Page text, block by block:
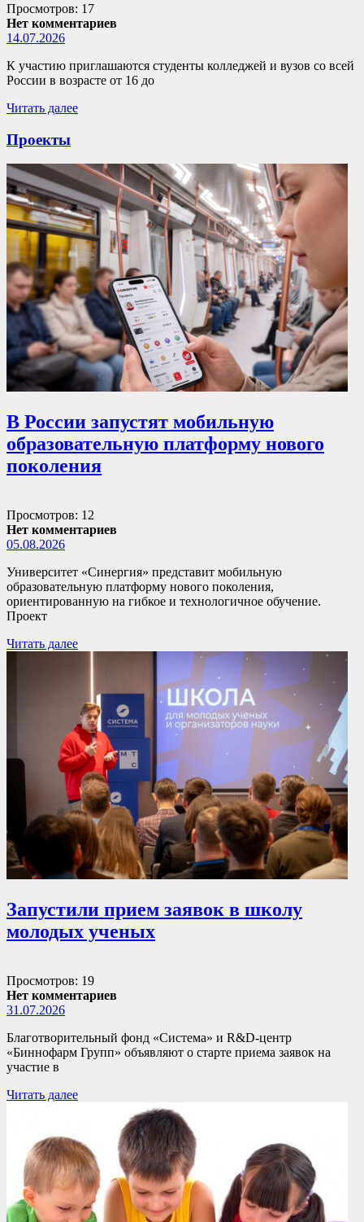
Просмотров: 17
Нет комментариев
14.07.2026
К участию приглашаются студенты колледжей и вузов со всей
России в возрасте от 16 до
Читать далее
Проекты
В России запустят мобильную
образовательную платформу нового
поколения
Просмотров: 12
Нет комментариев
05.08.2026
Университет «Синергия» представит мобильную
образовательную платформу нового поколения,
ориентированную на гибкое и технологичное обучение.
Проект
Читать далее
Запустили прием заявок в школу
молодых ученых
Просмотров: 19
Нет комментариев
31.07.2026
Благотворительный фонд «Система» и R&D-центр
«Биннофарм Групп» объявляют о старте приема заявок на
участие в
Читать далее